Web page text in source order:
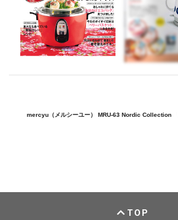
mercyu（メルシーユー） MRU-63 Nordic Collection
TOP